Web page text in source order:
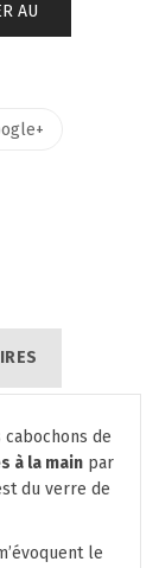
AU
de
à la main par
du verre de
le